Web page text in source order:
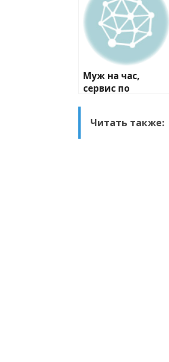
Муж на час,
сервис по
Читать также: